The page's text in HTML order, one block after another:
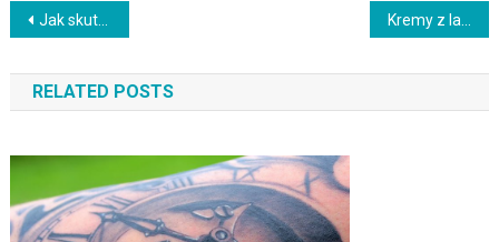
Nawigacja
wpisu
Jak skutecznie oduczyć dziecko obgryzania paznokci? Sprawdź metody!
RELATED POSTS